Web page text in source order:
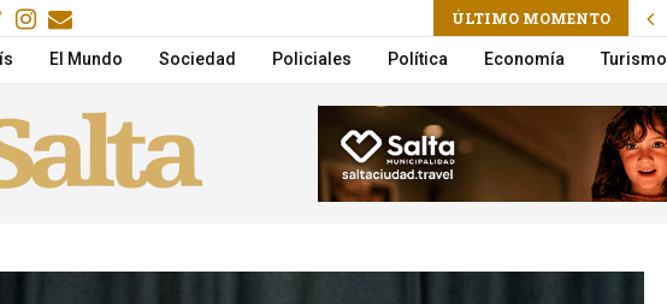
ÚLTIMO MOMENTO
el show Serú Girán por Lebón y Aznar en vivo por Flow
Gorjeo
Instagram
Email
El Mundo Sociedad Policiales Política Economía Turismo